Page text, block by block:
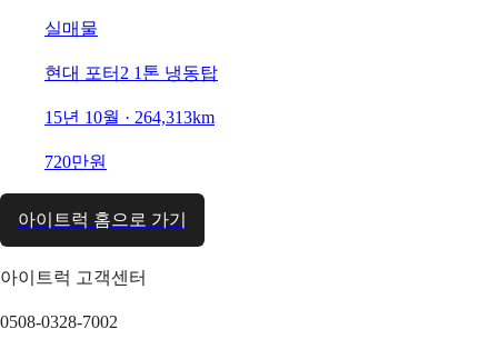
실매물
현대 포터2 1톤 냉동탑
15년 10월 · 264,313km
720만원
아이트럭 홈으로 가기
아이트럭 고객센터
0508-0328-7002